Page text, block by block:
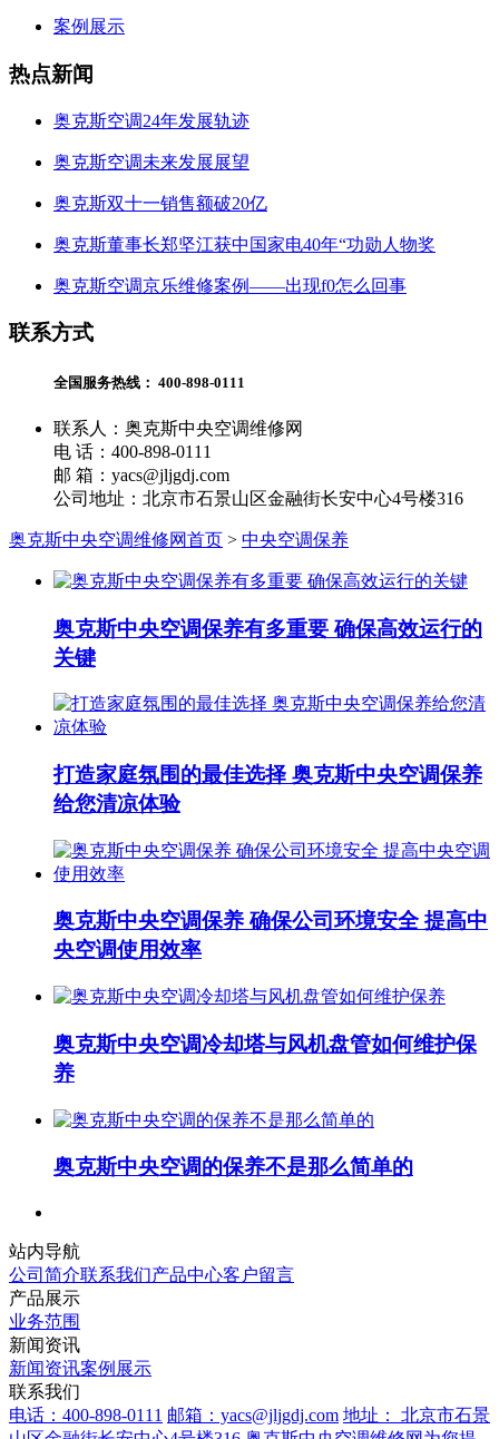
案例展示
热点新闻
奥克斯空调24年发展轨迹
奥克斯空调未来发展展望
奥克斯双十一销售额破20亿
奥克斯董事长郑坚江获中国家电40年“功勋人物奖
奥克斯空调京乐维修案例——出现f0怎么回事
联系方式
全国服务热线： 400-898-0111
联系人：奥克斯中央空调维修网
电 话：400-898-0111
邮 箱：yacs@jljgdj.com
公司地址：北京市石景山区金融街长安中心4号楼316
奥克斯中央空调维修网首页 > 中央空调保养
奥克斯中央空调保养有多重要 确保高效运行的
关键
打造家庭氛围的最佳选择 奥克斯中央空调保养
给您清凉体验
奥克斯中央空调保养 确保公司环境安全 提高中
央空调使用效率
奥克斯中央空调冷却塔与风机盘管如何维护保
养
奥克斯中央空调的保养不是那么简单的
站内导航
公司简介联系我们产品中心客户留言
产品展示
业务范围
新闻资讯
新闻资讯案例展示
联系我们
电话：400-898-0111 邮箱：yacs@jljgdj.com 地址： 北京市石景